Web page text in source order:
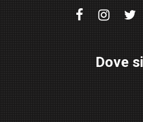
Dove